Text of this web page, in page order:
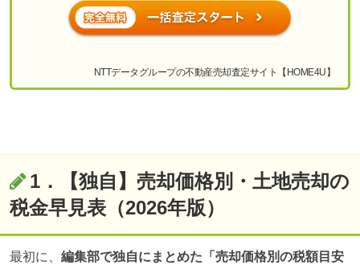
NTTデータグループの不動産売却査定サイト【HOME4U】
1．【独自】売却価格別・土地売却の
税金早見表（2026年版）
最初に、 編集部で独自にまとめた「売却価格別の税額目安